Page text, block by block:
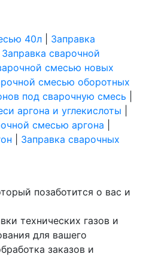
40л
Заправка
Заправка сварочной
смесью новых
смесью оборотных
под сварочную смесь
аргона и углекислоты
смесью аргона
Заправка сварочных
позаботится о вас и
технических газов и
для вашего
заказов и